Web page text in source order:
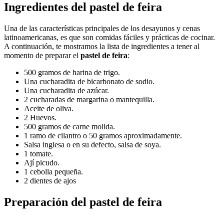
Ingredientes del pastel de feira
Una de las características principales de los desayunos y cenas
latinoamericanas, es que son comidas fáciles y prácticas de cocinar.
A continuación, te mostramos la lista de ingredientes a tener al
momento de preparar el pastel de feira:
500 gramos de harina de trigo.
Una cucharadita de bicarbonato de sodio.
Una cucharadita de azúcar.
2 cucharadas de margarina o mantequilla.
Aceite de oliva.
2 Huevos.
500 gramos de carne molida.
1 ramo de cilantro o 50 gramos aproximadamente.
Salsa inglesa o en su defecto, salsa de soya.
1 tomate.
Ají picudo.
1 cebolla pequeña.
2 dientes de ajos
Preparación del pastel de feira